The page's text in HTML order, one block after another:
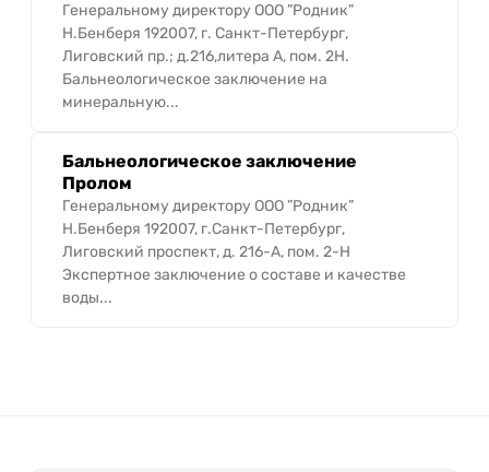
Генеральному директору ООО ”Родник”
Н.Бенберя 192007, г. Санкт-Петербург,
Лиговский пр.; д.216,литера А, пом. 2Н.
Бальнеологическое заключение на
минеральную...
Бальнеологическое заключение
Пролом
Генеральному директору ООО ”Родник”
Н.Бенберя 192007, г.Санкт-Петербург,
Лиговский проспект, д. 216-А, пом. 2-Н
Экспертное заключение о составе и качестве
воды...